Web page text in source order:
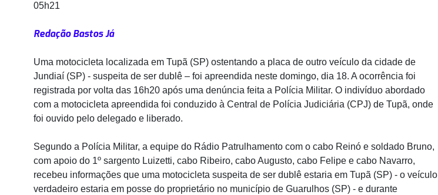
05h21
Redação Bastos Já
Uma motocicleta localizada em Tupã (SP) ostentando a placa de outro veículo da cidade de
Jundiaí (SP) - suspeita de ser dublê – foi apreendida neste domingo, dia 18. A ocorrência foi
registrada por volta das 16h20 após uma denúncia feita a Polícia Militar. O indivíduo abordado
com a motocicleta apreendida foi conduzido à Central de Polícia Judiciária (CPJ) de Tupã, onde
foi ouvido pelo delegado e liberado.
Segundo a Polícia Militar, a equipe do Rádio Patrulhamento com o cabo Reinó e soldado Bruno,
com apoio do 1º sargento Luizetti, cabo Ribeiro, cabo Augusto, cabo Felipe e cabo Navarro,
recebeu informações que uma motocicleta suspeita de ser dublê estaria em Tupã (SP) - o veículo
verdadeiro estaria em posse do proprietário no município de Guarulhos (SP) - e durante